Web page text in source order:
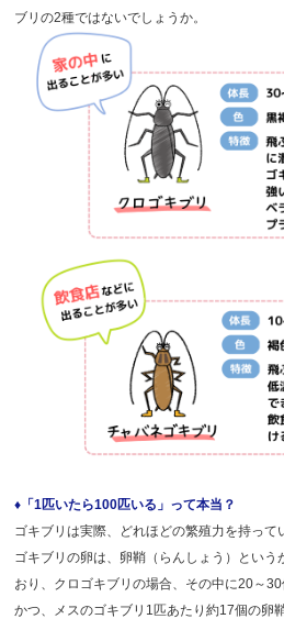
ブリの2種ではないでしょうか。
♦「1匹いたら100匹いる」って本当？
ゴキブリは実際、どれほどの繁殖力を持って
ゴキブリの卵は、卵鞘（らんしょう）とい
おり、クロゴキブリの場合、その中に20～30
かつ、メスのゴキブリ1匹あたり約17個の卵